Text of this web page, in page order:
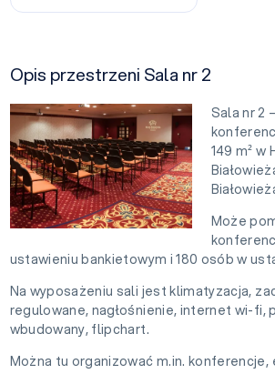
Opis przestrzeni Sala nr 2
Sala nr 2
149 m² w
Może
ustawieniu bankietowym i 180 osób w
Na wyposażeniu sali jest klimatyzacja,
regulowane, nagłośnienie, internet wi-fi,
wbudowany, flipchart.
Można tu organizować m.in. konferencje,